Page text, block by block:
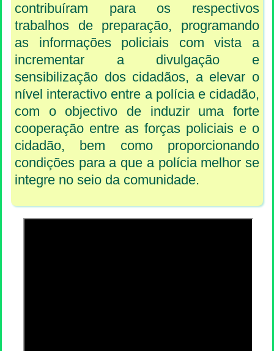
contribuíram para os respectivos
trabalhos de preparação, programando
as informações policiais com vista a
incrementar a divulgação e
sensibilização dos cidadãos, a elevar o
nível interactivo entre a polícia e cidadão,
com o objectivo de induzir uma forte
cooperação entre as forças policiais e o
cidadão, bem como proporcionando
condições para a que a polícia melhor se
integre no seio da comunidade.